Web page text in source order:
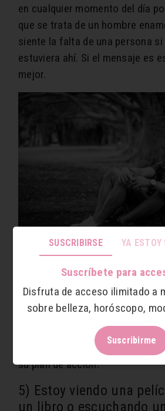
en cualquier momento del día
que se trata de un hombre
siente la falta de una persona
estuviera ahí. Si el mensaje es
mejor.
4) ¿Ya comiste?
Parece trivial pero no lo es. Si
pregunta si ya cenaste o
probablemente quiera hacer
más seguro es que esté
información antes de tomar una
su plan de acción.
5) Estoy viendo una
un libro o escuchando
SUSCRIBIRSE YA ESTOY
Suscríbete para
Disfruta de acceso ilimitado a
sobre belleza, horóscopo,
Suscribirme